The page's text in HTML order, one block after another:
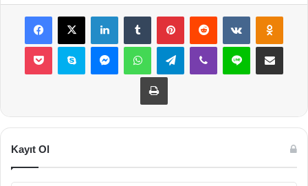
Facebook
X LinkedInTumblr PinterestReddit VKontakte
Pocket Skype MessengerWhatsAppTelegramViber Line E-Posta ile
Yazdır
Kayıt Ol